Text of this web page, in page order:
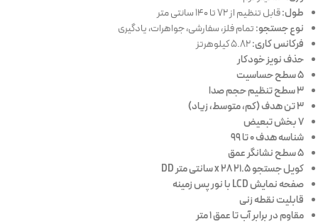
طول:قابل تنظیم از 72 تا 140 سانتی متر
نوع جستجو:تمام فلز، سفارشی، جواهرات، یادگیری
فرکانس کاری:
حذف نویز خودکار
5 سطح حساسیت
3 سطح تنظیم حجم صدا
3 تن هدف (کم، متوسط، زیاد)
7 بخش تبعیض
شناسه هدف 0 تا 99
5 سطح نشانگر عمق
کویل جستجو 21.5 x 28 سانتی متر DD
صفحه نمایش LCD با نور پس زمینه
قابلیت نقطه زنی
مقاوم در برابر آب تا عمق 1 متر